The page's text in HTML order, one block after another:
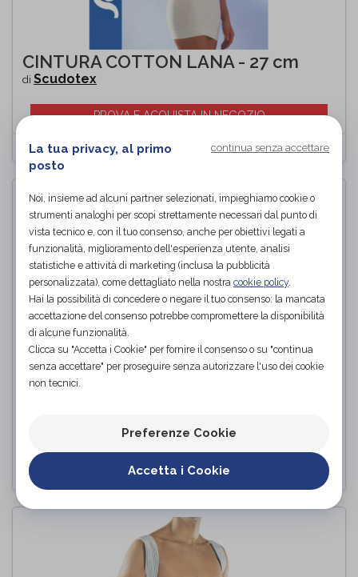
CINTURA COTTON LANA - 27 cm
di Scudotex
PROVA E ACQUISTA IN NEGOZIO
Cintura in lana
La tua privacy, al primo
posto
continua senza accettare
Noi, insieme ad alcuni partner selezionati, impieghiamo cookie o
strumenti analoghi per scopi strettamente necessari dal punto di
vista tecnico e, con il tuo consenso, anche per obiettivi legati a
funzionalità, miglioramento dell'esperienza utente, analisi
statistiche e attività di marketing (inclusa la pubblicità
personalizzata), come dettagliato nella nostra cookie policy.
Hai la possibilità di concedere o negare il tuo consenso: la mancata
accettazione del consenso potrebbe compromettere la disponibilità
di alcune funzionalità.
Clicca su "Accetta i Cookie" per fornire il consenso o su "continua
senza accettare" per proseguire senza autorizzare l'uso dei cookie
non tecnici.
Preferenze Cookie
Accetta i Cookie